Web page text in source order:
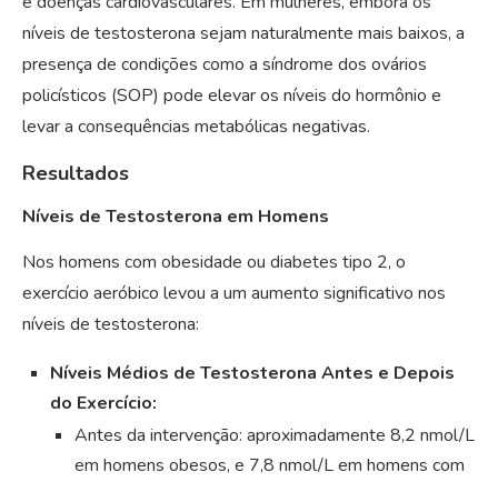
níveis de testosterona sejam naturalmente mais baixos, a
presença de condições como a síndrome dos ovários
policísticos (SOP) pode elevar os níveis do hormônio e
levar a consequências metabólicas negativas.
Resultados
Níveis de Testosterona em Homens
Nos homens com obesidade ou diabetes tipo 2, o
exercício aeróbico levou a um aumento significativo nos
níveis de testosterona:
Níveis Médios de Testosterona Antes e Depois
do Exercício:
Antes da intervenção: aproximadamente 8,2 nmol/L
em homens obesos, e 7,8 nmol/L em homens com